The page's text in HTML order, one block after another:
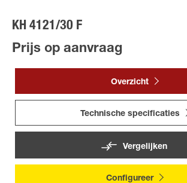
KH 4121/30 F
Prijs op aanvraag
Overzicht
Technische specificaties
Vergelijken
Configureer